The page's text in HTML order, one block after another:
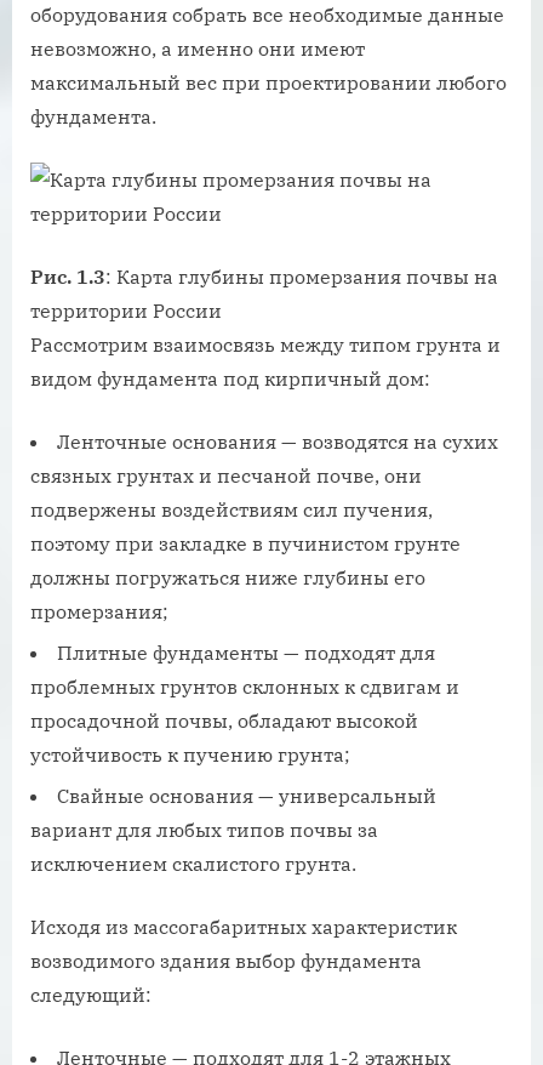
оборудования собрать все необходимые данные
невозможно, а именно они имеют
максимальный вес при проектировании любого
фундамента.
Рис. 1.3: Карта глубины промерзания почвы на
территории России
Рассмотрим взаимосвязь между типом грунта и
видом фундамента под кирпичный дом:
Ленточные основания — возводятся на сухих
связных грунтах и песчаной почве, они
подвержены воздействиям сил пучения,
поэтому при закладке в пучинистом грунте
должны погружаться ниже глубины его
промерзания;
Плитные фундаменты — подходят для
проблемных грунтов склонных к сдвигам и
просадочной почвы, обладают высокой
устойчивость к пучению грунта;
Свайные основания — универсальный
вариант для любых типов почвы за
исключением скалистого грунта.
Исходя из массогабаритных характеристик
возводимого здания выбор фундамента
следующий:
Ленточные — подходят для 1-2 этажных